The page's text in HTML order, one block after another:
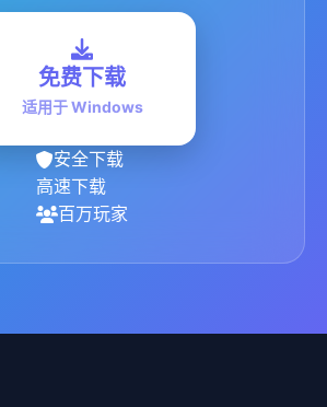
免费下载
适用于 Windows
安全下载
高速下载
百万玩家